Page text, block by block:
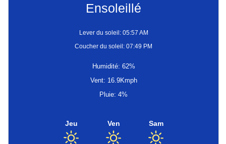
Ensoleillé
Lever du soleil: 05:57 AM
Coucher du soleil: 07:49 PM
Humidité: 62%
Vent: 16.9Kmph
Pluie: 4%
Jeu Ven Sam